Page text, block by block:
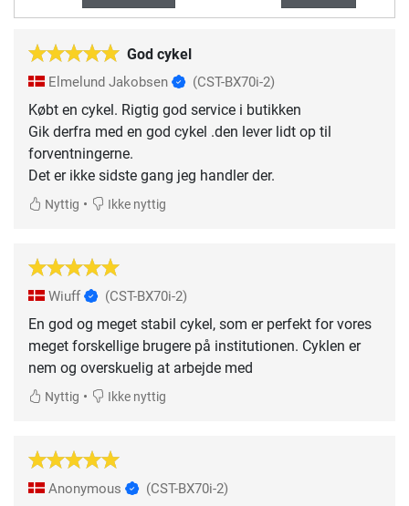
God cykel
Elmelund Jakobsen (CST-BX70i-2)
Købt en cykel. Rigtig god service i butikken
Gik derfra med en god cykel .den lever lidt op til
forventningerne.
Det er ikke sidste gang jeg handler der.
Nyttig • Ikke nyttig
Wiuff (CST-BX70i-2)
En god og meget stabil cykel, som er perfekt for vores
meget forskellige brugere på institutionen. Cyklen er
nem og overskuelig at arbejde med
Nyttig • Ikke nyttig
Anonymous (CST-BX70i-2)